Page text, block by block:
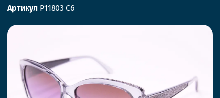
Артикул P11803 C6